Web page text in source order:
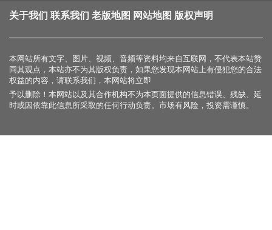
关于我们 联系我们 老版地图 网站地图 版权声明
本网站所有文字、图片、视频、音频等资料均来自互联网，不代表本站赞
同其观点，本站亦不为其版权负责，如果您发现本网站上有侵犯您的合法
权益的内容，请联系我们，本网站将立即
予以删除！本网站以及其合作机构不为本页面提供的信息错误、残缺、延
时或因依靠此信息所采取的任何行动负责。市场有风险，投资需谨慎。